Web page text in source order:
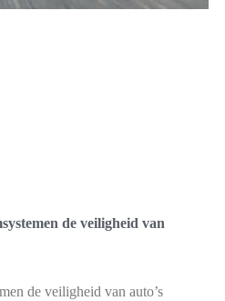
de veiligheid van
de veiligheid van auto’s